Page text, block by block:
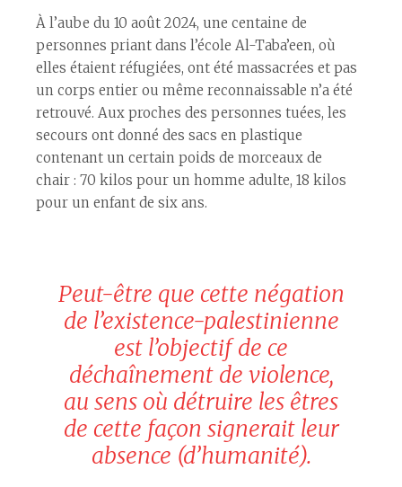
À l’aube du 10 août 2024, une centaine de
personnes priant dans l’école Al-Taba’een, où
elles étaient réfugiées,ontété massacrées et pas
un corps entier ou même reconnaissable n’a été
retrouvé. Aux proches des personnes tuées, les
secours ont donné des sacs en plastique
contenant un certain poids de morceaux de
chair : 70 kilos pour un homme adulte, 18 kilos
pour un enfant de six ans.
Peut-être que cette négation
de l’existence-palestinienne
est l’objectif de ce
déchaînement de violence,
au sens où détruire les êtres
de cette façon signerait leur
absence (d’humanité).